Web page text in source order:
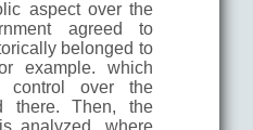
aspect over the
agreed to
belonged to
example. which
control over the
there. Then, the
analyzed, where